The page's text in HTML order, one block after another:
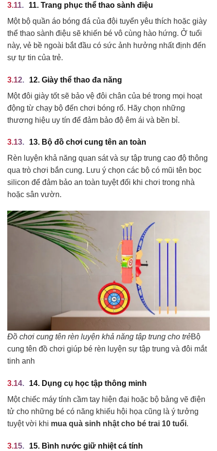
11. Trang phục thể thao sành điệu
Một bộ quần áo bóng đá của đội tuyển yêu thích hoặc giày
thể thao sành điệu sẽ khiến bé vô cùng hào hứng. Ở tuổi
này, vẻ bề ngoài bắt đầu có sức ảnh hưởng nhất định đến
sự tự tin của trẻ.
12. Giày thể thao đa năng
Một đôi giày tốt sẽ bảo vệ đôi chân của bé trong mọi hoạt
động từ chạy bộ đến chơi bóng rổ. Hãy chọn những
thương hiệu uy tín để đảm bảo độ êm ái và bền bỉ.
13. Bộ đồ chơi cung tên an toàn
Rèn luyện khả năng quan sát và sự tập trung cao độ thông
qua trò chơi bắn cung. Lưu ý chọn các bộ có mũi tên bọc
silicon để đảm bảo an toàn tuyệt đối khi chơi trong nhà
hoặc sân vườn.
Đồ chơi cung tên rèn luyện khả năng tập trung cho trẻBộ
cung tên đồ chơi giúp bé rèn luyện sự tập trung và đôi mắt
tinh anh
14. Dụng cụ học tập thông minh
Một chiếc máy tính cầm tay hiện đại hoặc bộ bảng vẽ điện
tử cho những bé có năng khiếu hội họa cũng là ý tưởng
tuyệt vời khi mua quà sinh nhật cho bé trai 10 tuổi.
15. Bình nước giữ nhiệt cá tính